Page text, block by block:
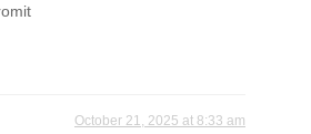
October 21, 2025 at 8:33 am